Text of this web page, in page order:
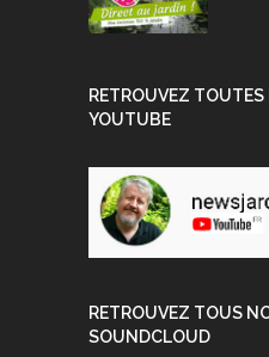
RETROUVEZ TOUTES
YOUTUBE
RETROUVEZ TOUS
SOUNDCLOUD